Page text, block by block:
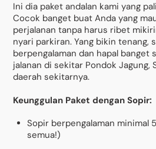
Ini dia paket andalan kami yang
Cocok banget buat Anda yang
perjalanan tanpa harus ribet
nyari parkiran. Yang bikin tenang,
berpengalaman dan hapal banget
jalanan di sekitar Pondok Jagung,
daerah sekitarnya.
Keunggulan Paket dengan Sopir:
Sopir berpengalaman minimal
semua!)